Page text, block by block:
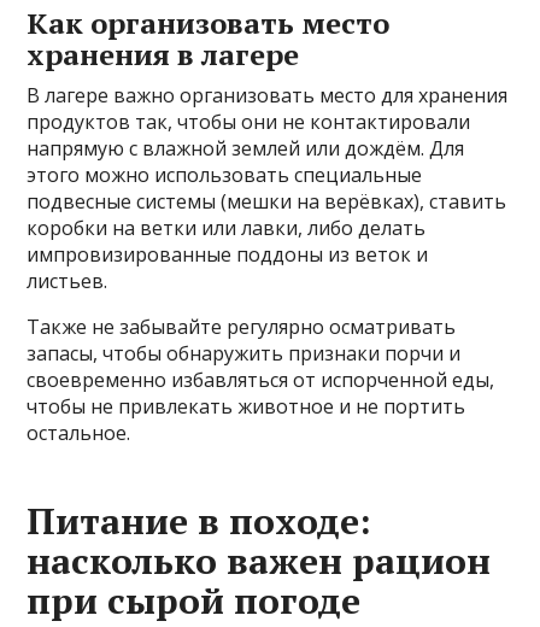
Как организовать место
хранения в лагере
В лагере важно организовать место для хранения
продуктов так, чтобы они не контактировали
напрямую с влажной землей или дождём. Для
этого можно использовать специальные
подвесные системы (мешки на верёвках), ставить
коробки на ветки или лавки, либо делать
импровизированные поддоны из веток и
листьев.
Также не забывайте регулярно осматривать
запасы, чтобы обнаружить признаки порчи и
своевременно избавляться от испорченной еды,
чтобы не привлекать животное и не портить
остальное.
Питание в походе:
насколько важен рацион
при сырой погоде